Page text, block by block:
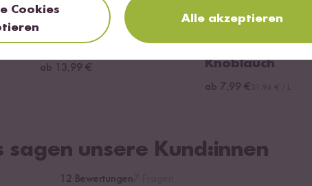
Loading...
167
Bento Box
ab 13,99 €
27
Bio Würzöl Chili-
Knoblauch
ab 7,99 €
sagen unsere Kund:innen
12 Bewertungen
Cookies
Alle akzeptieren